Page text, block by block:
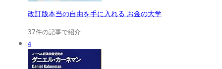
改訂版本当の自由を手に入れる お金の大学
37件の記事で紹介
4